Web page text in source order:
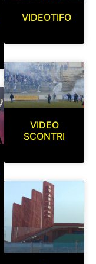
VIDEOTIFO
VIDEO
SCONTRI